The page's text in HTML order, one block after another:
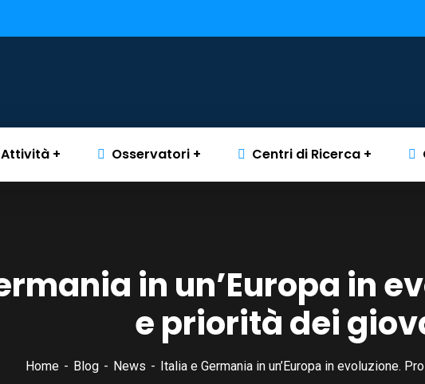
Attività Osservatori Centri di Ricerca
in un’Europa in
e priorità dei
Home Blog News Italia e Germania in un’Europa in evoluzione.